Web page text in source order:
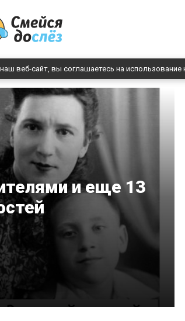
веб-сайт, вы соглашаетесь на
и еще 13